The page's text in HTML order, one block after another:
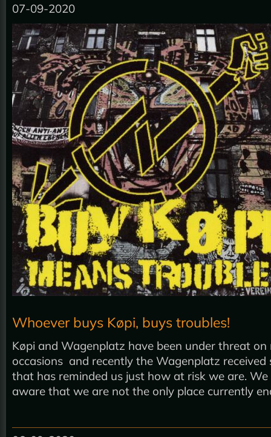
07-09-2020
Whoever buys Køpi, buys troubles!
Køpi and Wagenplatz have been under threat on
occasions and recently the Wagenplatz received
that has reminded us just how at risk we are. We
aware that we are not the only place currently